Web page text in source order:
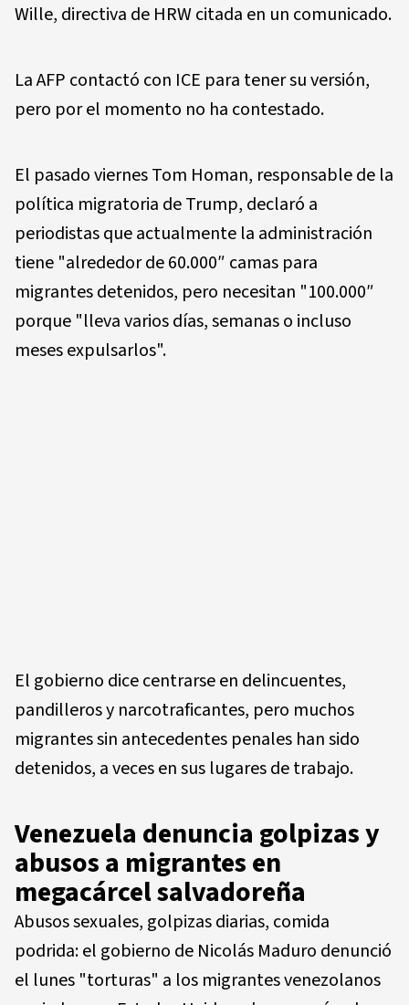
Wille, directiva de HRW citada en un comunicado.
La AFP contactó con ICE para tener su versión,
pero por el momento no ha contestado.
El pasado viernes Tom Homan, responsable de la
política migratoria de Trump, declaró a
periodistas que actualmente la administración
tiene "alrededor de 60.000″ camas para
migrantes detenidos, pero necesitan "100.000″
porque "lleva varios días, semanas o incluso
meses expulsarlos".
El gobierno dice centrarse en delincuentes,
pandilleros y narcotraficantes, pero muchos
migrantes sin antecedentes penales han sido
detenidos, a veces en sus lugares de trabajo.
Venezuela denuncia golpizas y
abusos a migrantes en
megacárcel salvadoreña
Abusos sexuales, golpizas diarias, comida
podrida: el gobierno de Nicolás Maduro denunció
el lunes "torturas" a los migrantes venezolanos